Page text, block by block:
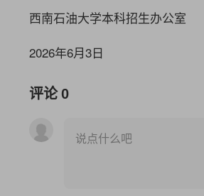
西南石油大学本科招生办公室
2026年6月3日
评论 0
说点什么吧